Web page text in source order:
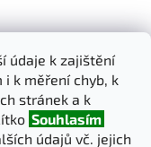
údaje k zajištění
k měření chyb, k
stránek a k
Souhlasím
údajů vč. jejich
informace o nových